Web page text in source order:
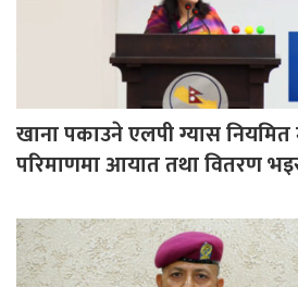
खाना पकाउने एलपी ग्यास नियमित
परिमाणमा आयात तथा वितरण